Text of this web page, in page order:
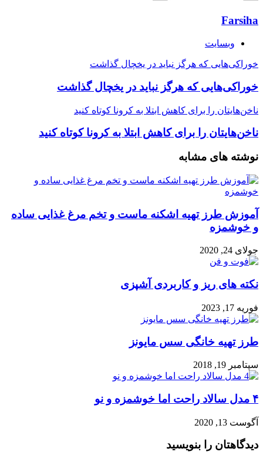
Farsiha
وبسایت
خوراکی‌هایی که هرگز نباید در یخچال گذاشت
خوراکی‌هایی که هرگز نباید در یخچال گذاشت
ناخن‌هایتان را برای کاهش ابتلا به کرونا کوتاه کنید
ناخن‌هایتان را برای کاهش ابتلا به کرونا کوتاه کنید
نوشته های مشابه
آموزش طرز تهیه اشکنه ماست و تخم مرغ غذایی ساده
و خوشمزه
جولای 24, 2020
نکته های ریز و کاربردی آشپزی
فوریه 17, 2023
طرز تهیه خانگی سس مایونز
سپتامبر 19, 2018
۴ مدل سالاد راحت اما خوشمزه و نو
آگوست 13, 2020
دیدگاهتان را بنویسید